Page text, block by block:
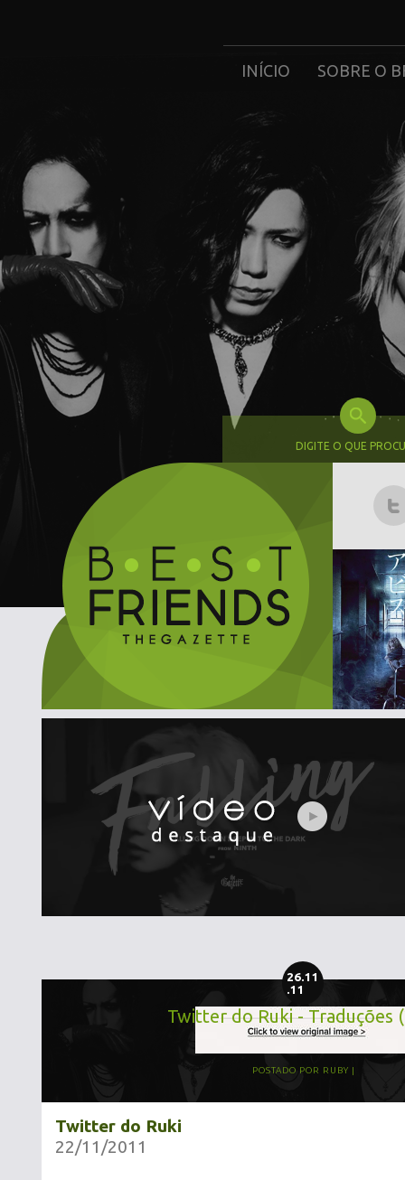
INÍCIO SOBRE O
DIGITE O QUE
26.11
.11
Twitter do Ruki - Traduções
POSTADO POR RUBY
Twitter do Ruki
22/11/2011